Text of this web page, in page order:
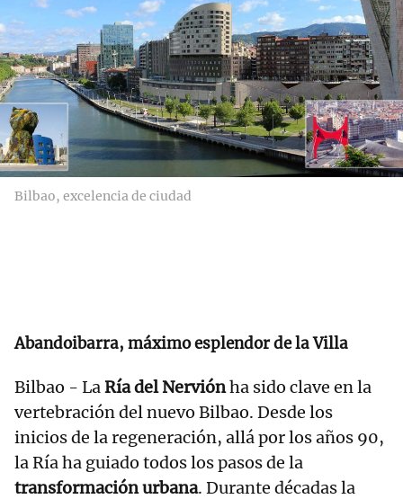
Bilbao, excelencia de ciudad
Abandoibarra, máximo esplendor de la Villa
Bilbao - LaRía del Nerviónha sido clave en la
vertebración del nuevo Bilbao. Desde los
inicios de la regeneración, allá por los años 90,
la Ría ha guiado todos los pasos de la
transformación urbana. Durante décadas la